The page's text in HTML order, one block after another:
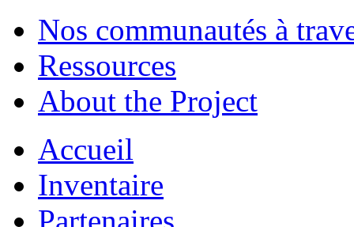
Nos communautés à
Ressources
About the Project
Accueil
Inventaire